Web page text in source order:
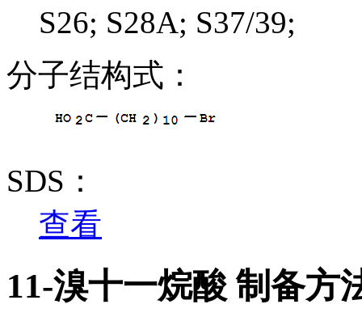
S26; S28A; S37/39;
分子结构式：
SDS：
查看
11-溴十一烷酸 制备方